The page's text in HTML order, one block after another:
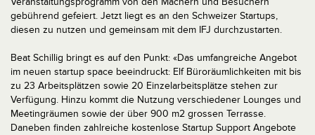
gebührend gefeiert. Jetzt liegt es an den Schweizer Startups,
diesen zu nutzen und gemeinsam mit dem IFJ durchzustarten.
Beat Schillig bringt es auf den Punkt: «Das umfangreiche Angebot
im neuen startup space beeindruckt: Elf Büroräumlichkeiten mit bis
zu 23 Arbeitsplätzen sowie 20 Einzelarbeitsplätze stehen zur
Verfügung. Hinzu kommt die Nutzung verschiedener Lounges und
Meetingräumen sowie der über 900 m2 grossen Terrasse.
Daneben finden zahlreiche kostenlose Startup Support Angebote